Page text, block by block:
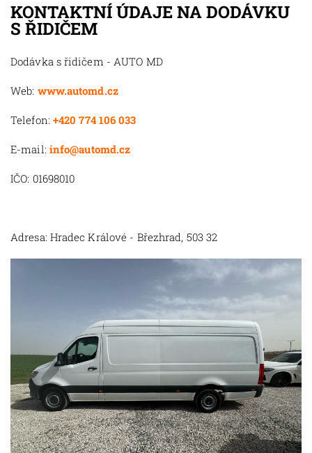
KONTAKTNÍ ÚDAJE NA DODÁVKU
S ŘIDIČEM
Dodávka s řidičem - AUTO MD
Web: www.automd.cz
Telefon: +420 774 106 033
E-mail: info@automd.cz
IČO: 01698010
Adresa: Hradec Králové - Březhrad, 503 32